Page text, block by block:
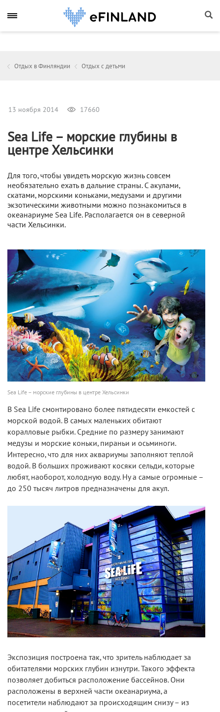
Отдых в Финляндии Отдых с детьми
13 ноября 2014 17660
Sea Life – морские глубины в
центре Хельсинки
Для того, чтобы увидеть морскую жизнь совсем
необязательно ехать в дальние страны. С акулами,
скатами, морскими коньками, медузами и другими
экзотическими животными можно познакомиться в
океанариуме Sea Life. Располагается он в северной
части Хельсинки.
Sea Life – морские глубины в центре Хельсинки
В Sea Life смонтировано более пятидесяти емкостей с
морской водой. В самых маленьких обитают
коралловые рыбки. Средние по размеру занимают
медузы и морские коньки, пираньи и осьминоги.
Интересно, что для них аквариумы заполняют теплой
водой. В больших проживают косяки сельди, которые
любят, наоборот, холодную воду. Ну а самые огромные –
до 250 тысяч литров предназначены для акул.
Экспозиция построена так, что зритель наблюдает за
обитателями морских глубин изнутри. Такого эффекта
позволяет добиться расположение бассейнов. Они
расположены в верхней части океанариума, а
посетители наблюдают за происходящим снизу – из